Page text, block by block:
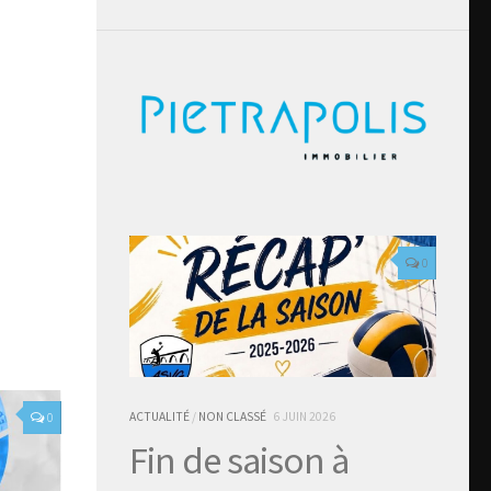
0
0
ACTUALITÉ / NON CLASSÉ 6 JUIN 2026
Fin de saison à